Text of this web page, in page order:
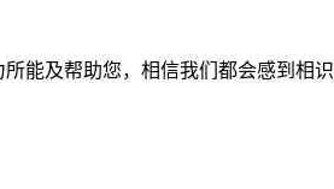
能及帮助您，相信我们都会感到相